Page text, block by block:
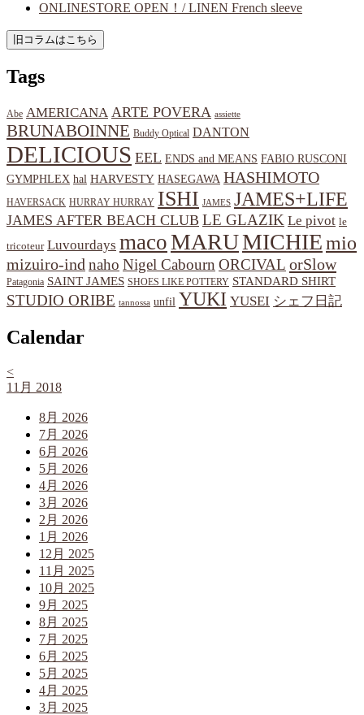
ONLINESTORE OPEN！/ LINEN French sleeve
Tags
Abe AMERICANA ARTE POVERA assiette
BRUNABOINNE Buddy Optical DANTON
DELICIOUS EEL ENDS and MEANS FABIO RUSCONI
GYMPHLEX hal HARVESTY HASEGAWA HASHIMOTO
HAVERSACK HURRAY HURRAY ISHI JAMES JAMES+LIFE
JAMES AFTER BEACH CLUB LE GLAZIK Le pivot le
tricoteur Luvourdays macoMARUMICHIEmio
mizuiro-ind naho Nigel Cabourn ORCIVAL orSlow
Patagonia SAINT JAMES SHOES LIKE POTTERY STANDARD SHIRT
STUDIO ORIBE tannossa unfil YUKI YUSEI シェフ日記
Calendar
<
11月 2018
8月 2026
7月 2026
6月 2026
5月 2026
4月 2026
3月 2026
2月 2026
1月 2026
12月 2025
11月 2025
10月 2025
9月 2025
8月 2025
7月 2025
6月 2025
5月 2025
4月 2025
3月 2025